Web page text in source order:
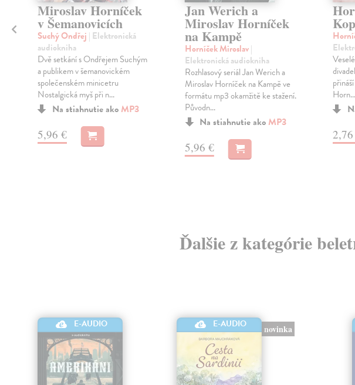
Miroslav Horníček
v Šemanovicích
Suchý Ondřej | Elektronická
audiokniha
Dvě setkání s Ondřejem Suchým
a publikem v šemanovickém
společenském minicetru
Nostalgická myš při n...
Na stiahnutie ako MP3
5,96 €
Jan Werich a
Miroslav Horníček
na Kampě
Horníček Miroslav|
Elektronická audiokniha
Rozhlasový seriál Jan Werich a
Miroslav Horníček na Kampě ve
formátu mp3 okamžitě ke stažení.
Původn...
Na stiahnutie ako MP3
5,96 €
Horn...
Ďalšie z kategórie
E-AUDIO E-AUDIO novinka